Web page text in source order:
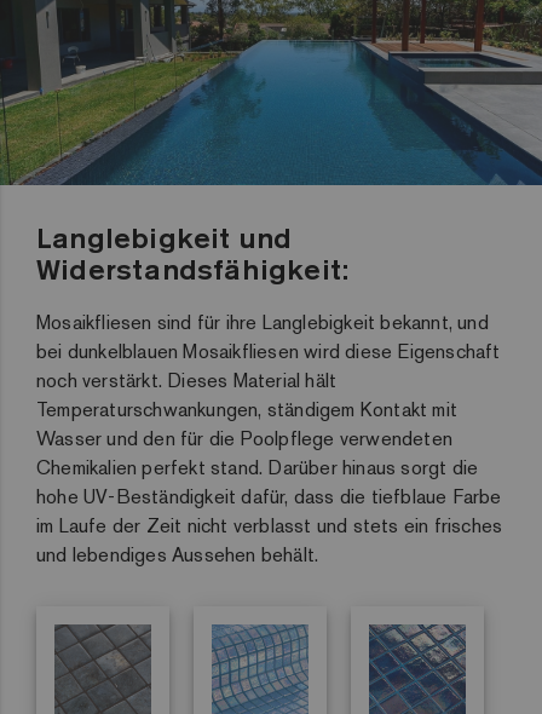
Langlebigkeit und
Widerstandsfähigkeit:
Mosaikfliesen sind für ihre Langlebigkeit bekannt, und
bei dunkelblauen Mosaikfliesen wird diese Eigenschaft
noch verstärkt. Dieses Material hält
Temperaturschwankungen, ständigem Kontakt mit
Wasser und den für die Poolpflege verwendeten
Chemikalien perfekt stand. Darüber hinaus sorgt die
hohe UV-Beständigkeit dafür, dass die tiefblaue Farbe
im Laufe der Zeit nicht verblasst und stets ein frisches
und lebendiges Aussehen behält.